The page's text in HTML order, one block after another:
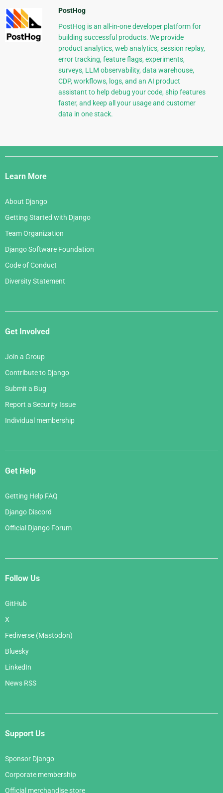
PostHog
PostHog is an all-in-one developer platform for
building successful products. We provide
product analytics, web analytics, session replay,
error tracking, feature flags, experiments,
surveys, LLM observability, data warehouse,
CDP, workflows, logs, and an AI product
assistant to help debug your code, ship features
faster, and keep all your usage and customer
data in one stack.
Django
Links
Learn More
About Django
Getting Started with Django
Team Organization
Django Software Foundation
Code of Conduct
Diversity Statement
Get Involved
Join a Group
Contribute to Django
Submit a Bug
Report a Security Issue
Individual membership
Get Help
Getting Help FAQ
Django Discord
Official Django Forum
Follow Us
GitHub
X
Fediverse (Mastodon)
Bluesky
LinkedIn
News RSS
Support Us
Sponsor Django
Corporate membership
Official merchandise store